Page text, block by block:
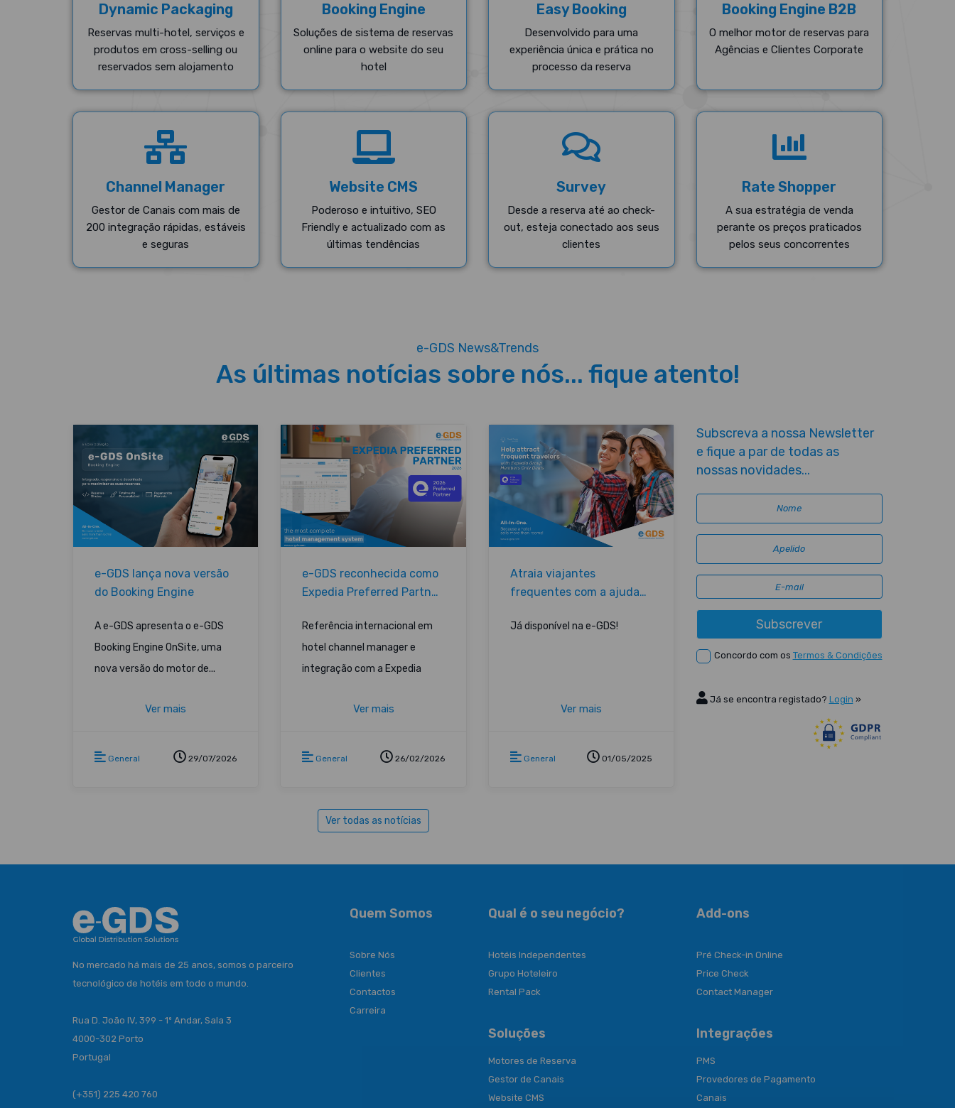
Dynamic Packaging
Reservas multi-hotel, serviços e
produtos em cross-selling ou
reservados sem alojamento
Booking Engine
Soluções de sistema de reservas
online para o website do seu
hotel
Easy Booking
Desenvolvido para uma
experiência única e prática no
processo da reserva
Booking Engine B2B
O melhor motor de reservas para
Agências e Clientes Corporate
Channel Manager
Gestor de Canais com mais de
200 integração rápidas, estáveis
e seguras
Website CMS
Poderoso e intuitivo, SEO
Friendly e actualizado com as
últimas tendências
Survey
Desde a reserva até ao check-
out, esteja conectado aos seus
clientes
Rate Shopper
A sua estratégia de venda
perante os preços praticados
pelos seus concorrentes
e-GDS News&Trends
As últimas notícias sobre nós... fique atento!
e-GDS lança nova versão
do Booking Engine
A e-GDS apresenta o e-GDS
Booking Engine OnSite, uma
nova versão do motor de...
Ver mais
General 29/07/2026
e-GDS reconhecida como
Expedia Preferred Partner
Referência internacional em
hotel channel manager e
integração com a Expedia
Ver mais
General 26/02/2026
Atraia viajantes
frequentes com a ajuda
para membros do Expedia
Já disponível na e-GDS!
Ver mais
General 01/05/2025
Ver todas as notícias
Subscreva a nossa Newsletter
e fique a par de todas as
nossas novidades...
Subscrever
Concordo com os Termos & Condições
Já se encontra registado? Login »
No mercado há mais de 25 anos, somos o parceiro
tecnológico de hotéis em todo o mundo.
Rua D. João IV, 399 - 1º Andar, Sala 3
4000-302 Porto
Portugal
(+351) 225 420 760
Quem Somos
Sobre Nós
Clientes
Contactos
Carreira
Qual é o seu negócio?
Hotéis Independentes
Grupo Hoteleiro
Rental Pack
Soluções
Motores de Reserva
Gestor de Canais
Website CMS
Add-ons
Pré Check-in Online
Price Check
Contact Manager
Integrações
PMS
Provedores de Pagamento
Canais